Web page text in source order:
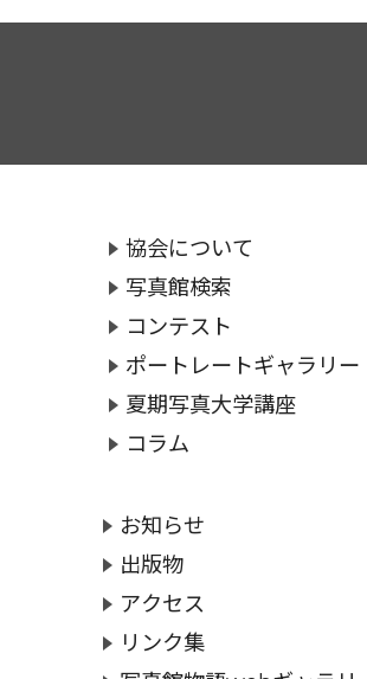
協会について
写真館検索
コンテスト
ポートレートギャラリー
夏期写真大学講座
コラム
お知らせ
出版物
アクセス
リンク集